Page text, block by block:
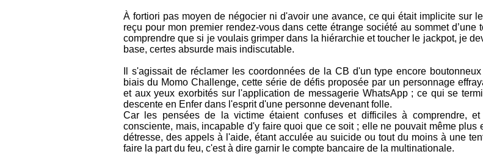
À fortiori pas moyen de négocier ni d'avoir une avance, ce qui était implicite sur
reçu pour mon premier rendez-vous dans cette étrange société au sommet d’une
comprendre que si je voulais grimper dans la hiérarchie et toucher le jackpot, je
base, certes absurde mais indiscutable.
Il s'agissait de réclamer les coordonnées de la CB d'un type encore
biais du Momo Challenge, cette série de défis proposée par un personnage
et aux yeux exorbités sur l'application de messagerie WhatsApp ; ce qui se
descente en Enfer dans l'esprit d'une personne devenant folle.
Car les pensées de la victime étaient confuses et difficiles à comprendre,
consciente, mais, incapable d'y faire quoi que ce soit ; elle ne pouvait même plus
détresse, des appels à l'aide, étant acculée au suicide ou tout du moins à une
faire la part du feu, c'est à dire garnir le compte bancaire de la multinationale.